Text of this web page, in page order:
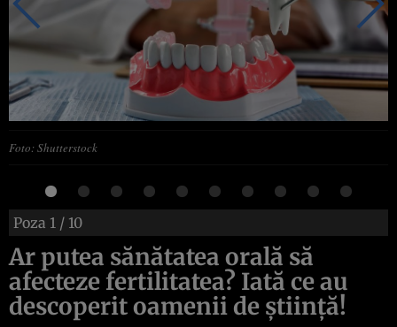
Foto: Shutterstock
Poza 1 / 10
Ar putea sănătatea orală să
afecteze fertilitatea? Iată ce au
descoperit oamenii de știință!